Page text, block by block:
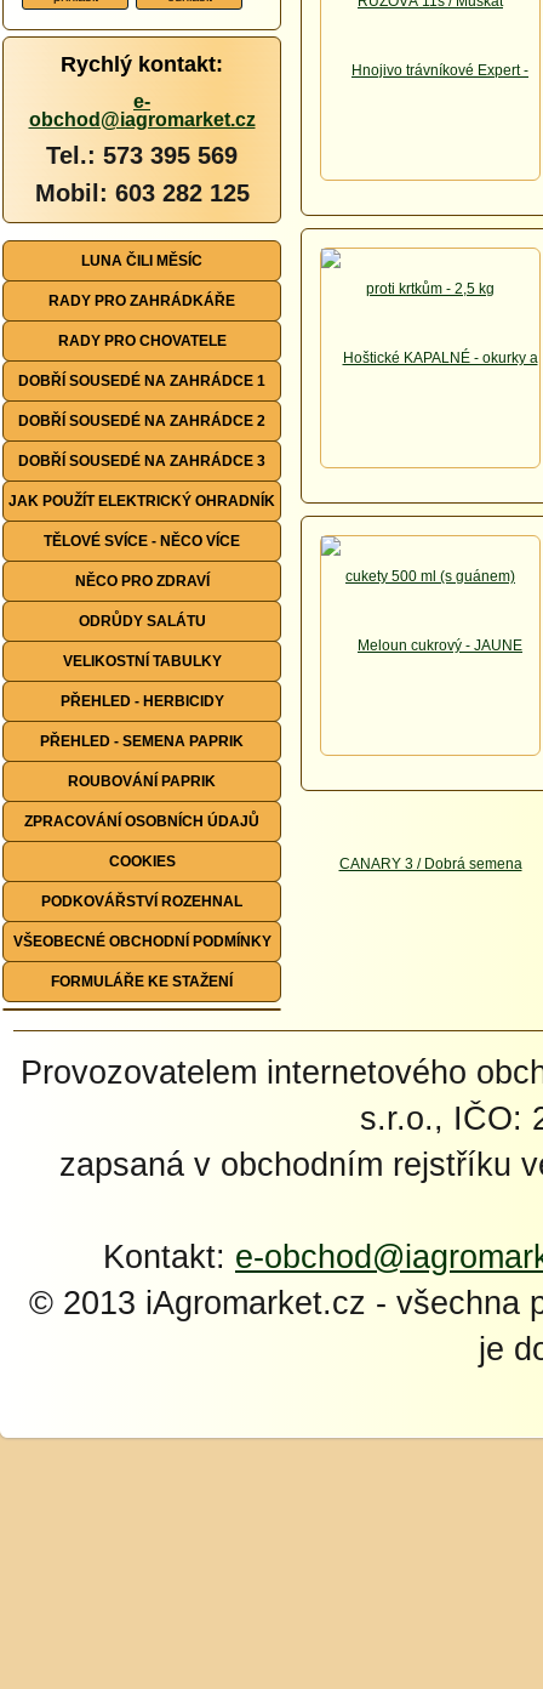
Rychlý kontakt:
e-
obchod@iagromarket.cz
Tel.: 573 395 569
Mobil: 603 282 125
LUNA ČILI MĚSÍC
RADY PRO ZAHRÁDKÁŘE
RADY PRO CHOVATELE
DOBŘÍ SOUSEDÉ NA ZAHRÁDCE 1
DOBŘÍ SOUSEDÉ NA ZAHRÁDCE 2
DOBŘÍ SOUSEDÉ NA ZAHRÁDCE 3
JAK POUŽÍT ELEKTRICKÝ OHRADNÍK
TĚLOVÉ SVÍCE - NĚCO VÍCE
NĚCO PRO ZDRAVÍ
ODRŮDY SALÁTU
VELIKOSTNÍ TABULKY
PŘEHLED - HERBICIDY
PŘEHLED - SEMENA PAPRIK
ROUBOVÁNÍ PAPRIK
ZPRACOVÁNÍ OSOBNÍCH ÚDAJŮ
COOKIES
PODKOVÁŘSTVÍ ROZEHNAL
VŠEOBECNÉ OBCHODNÍ PODMÍNKY
FORMULÁŘE KE STAŽENÍ
Provozovatelem internetového
s.r.o., IČO:
zapsaná v obchodním rejstříku
Kontakt: e-
© 2013 iAgromarket.cz - všechna
je